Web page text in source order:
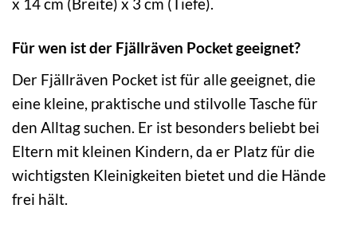
Für wen ist der Fjällräven Pocket geeignet?
Der Fjällräven Pocket ist für alle geeignet, die
eine kleine, praktische und stilvolle Tasche für
den Alltag suchen. Er ist besonders beliebt bei
Eltern mit kleinen Kindern, da er Platz für die
wichtigsten Kleinigkeiten bietet und die Hände
frei hält.